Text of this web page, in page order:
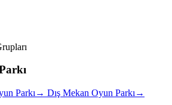
Parkı → Dış Mekan Oyun Parkı →